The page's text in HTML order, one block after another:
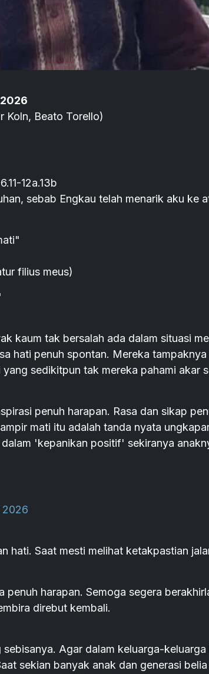
Koln, Beato Torello)
12a.13b
sebab Engkau telah menarik aku ke
filius meus)
kaum tak bersalah ada dalam situasi
hati penuh spontan. Mereka
sedikitpun tak mereka pahami akar
penuh harapan. Rasa dan sikap
mati itu adalah tanda nyata
'kepanikan positif' sekiranya
2026
hati. Saat mesti melihat ketakpastian
penuh harapan. Semoga segera
direbut kembali.
Agar dalam keluarga-
sekian banyak anak dan generasi